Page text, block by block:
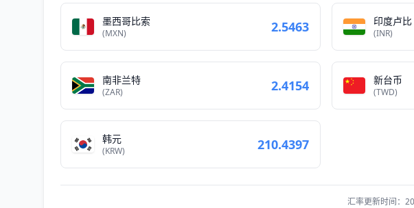
墨西哥比索
(MXN) 2.5463 印度卢比
(INR)
南非兰特
(ZAR) 2.4154 新台币
(TWD)
韩元
(KRW) 210.4397
汇率更新时间：